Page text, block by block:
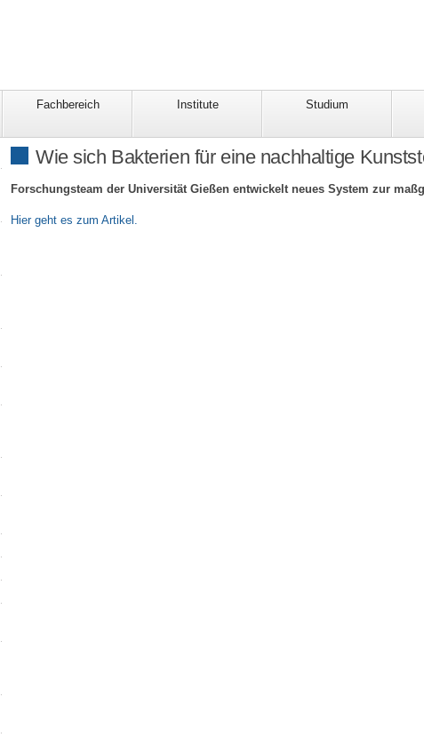
Fachbereich Institute Studium
Wie sich Bakterien für eine nachhaltige
Forschungsteam der Universität Gießen entwickelt neues System zur
Hier geht es zum Artikel.